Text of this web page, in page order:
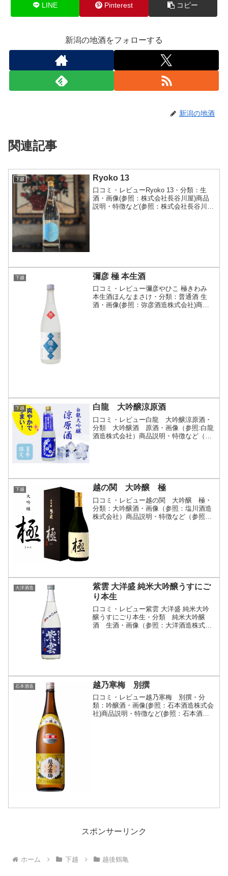
LINE Pinterest コピー
新潟の地酒をフォローする
新潟の地酒
関連記事
下越 Ryoko 13
口コミ・レビューRyoko 13・分類：生
酒・画像(参照：株式会社長谷川屋)商品
説明・特徴など(参照：株式会社長谷川
下越 彌彦 極 本生酒
口コミ・レビュー彌彦やひこ 極きわみ
本生酒ほんなまさけ・分類：普通酒 生
酒・画像(参照：弥彦酒造株式会社)商品
下越 白龍 大吟醸涼原酒
口コミ・レビュー白龍 大吟醸涼原酒・
分類 大吟醸酒 原酒・画像（参照:白龍
酒造株式会社）商品説明・特徴など（参
下越 越の関 大吟醸 極
口コミ・レビュー越の関 大吟醸 極・
分類：大吟醸酒・画像（参照：塩川酒造
株式会社）商品説明・特徴など（参照：
大洋酒造
紫雲 大洋盛 純米大吟醸うすにご
り本生
口コミ・レビュー紫雲 大洋盛 純米大吟
醸うすにごり本生・分類 純米大吟醸
酒 生酒・画像（参照：大洋酒造株式会
石本酒造 越乃寒梅 別撰
口コミ・レビュー越乃寒梅 別撰・分
類：吟醸酒・画像(参照：石本酒造株式会
社)商品説明・特徴など(参照：石本酒造
スポンサーリンク
ホーム 下越 越後鶴亀